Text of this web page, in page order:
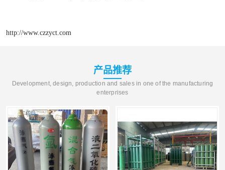
http://www.czzyct.com
产品推荐
Development, design, production and sales in one of the manufacturing
enterprises